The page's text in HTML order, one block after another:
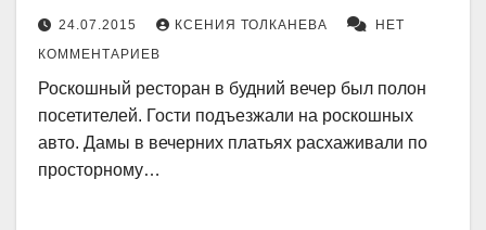
24.07.2015 КСЕНИЯ ТОЛКАНЕВА
НЕТ
КОММЕНТАРИЕВ
Роскошный ресторан в будний вечер был полон
посетителей. Гости подъезжали на роскошных
авто. Дамы в вечерних платьях расхаживали по
просторному…